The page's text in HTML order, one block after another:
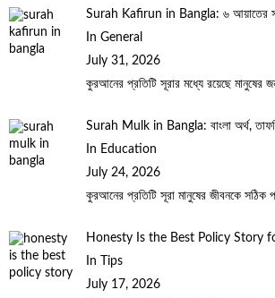
Surah Kafirun in Bangla: ৬ আয়াতের
In General
July 31, 2026
কুরআনের প্রতিটি সূরার মধ্যে রয়েছে মানুষের
Surah Mulk in Bangla: বাংলা অর্থ,
In Education
July 24, 2026
কুরআনের প্রতিটি সূরা মানুষের জীবনকে সঠিক
Honesty Is the Best Policy Story
In Tips
July 17, 2026